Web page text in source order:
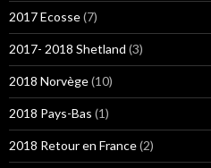
2017 Ecosse(7)
2017- 2018 Shetland (3)
2018 Norvège(10)
2018 Pays-Bas (1)
2018 Retour en France(2)